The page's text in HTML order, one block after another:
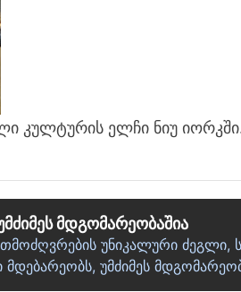
კულტურის ელჩი ნიუ
მდგომარეობაშია
უნიკალური ძეგლი,
უმძიმეს